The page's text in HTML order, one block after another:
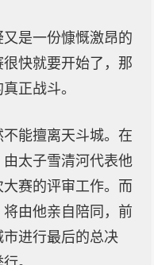
是一份慷慨激昂的
快就要开始了，那
正战斗。
能擅离天斗城。在
太子雪清河代表他
赛的评审工作。而
由他亲自陪同，前
进行最后的总决